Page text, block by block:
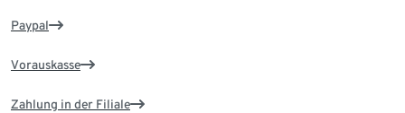
Paypal
Vorauskasse
Zahlung in der Filiale